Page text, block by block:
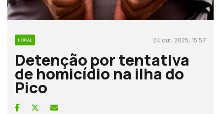
LOCAL 24 out, 2025, 15:57
Detenção por tentativa
de homicídio na ilha do
Pico